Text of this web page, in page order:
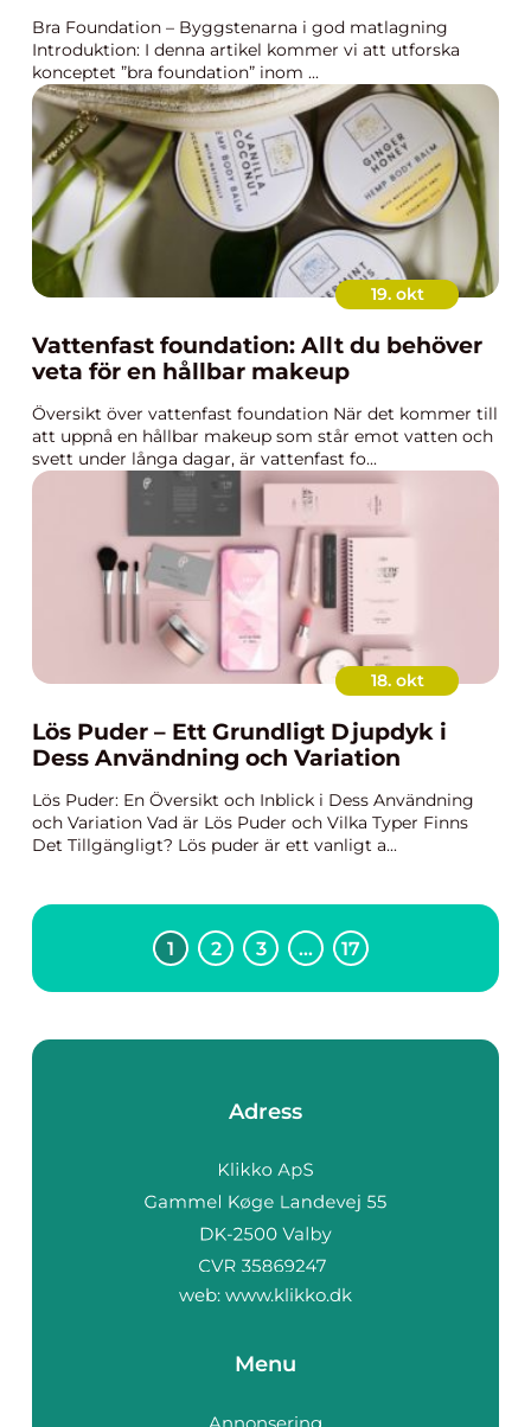
Bra Foundation – Byggstenarna i god matlagning
Introduktion: I denna artikel kommer vi att utforska
konceptet ”bra foundation” inom ...
19. okt
Vattenfast foundation: Allt du behöver
veta för en hållbar makeup
Översikt över vattenfast foundation När det kommer till
att uppnå en hållbar makeup som står emot vatten och
svett under långa dagar, är vattenfast fo...
18. okt
Lös Puder – Ett Grundligt Djupdyk i
Dess Användning och Variation
Lös Puder: En Översikt och Inblick i Dess Användning
och Variation Vad är Lös Puder och Vilka Typer Finns
Det Tillgängligt? Lös puder är ett vanligt a...
1 2 3 … 17
Adress
web: www.klikko.dk
Menu
Annonsering